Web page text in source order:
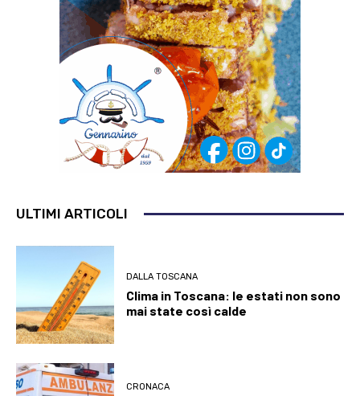
ULTIMI ARTICOLI
DALLA TOSCANA
Clima in Toscana: le estati non sono
mai state così calde
CRONACA